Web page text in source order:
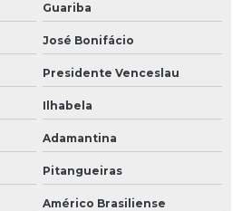
Guariba
José Bonifácio
Presidente Venceslau
Ilhabela
Adamantina
Pitangueiras
Américo Brasiliense